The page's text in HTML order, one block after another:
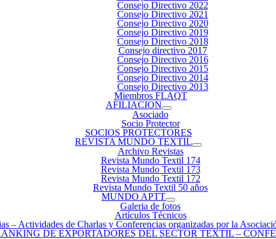
Consejo Directivo 2022
Consejo Directivo 2021
Consejo Directivo 2020
Consejo Directivo 2019
Consejo Directivo 2018
Consejo directivo 2017
Consejo Directivo 2016
Consejo Directivo 2015
Consejo Directivo 2014
Consejo Directivo 2013
Miembros FLAQT
AFILIACION
Asociado
Socio Protector
SOCIOS PROTECTORES
REVISTA MUNDO TEXTIL
Archivo Revistas
Revista Mundo Textil 174
Revista Mundo Textil 173
Revista Mundo Textil 172
Revista Mundo Textil 50 años
MUNDO APTT
Galeria de fotos
Artículos Técnicos
– Actividades de Charlas y Conferencias organizadas por la
DE EXPORTADORES DEL SECTOR TEXTIL –